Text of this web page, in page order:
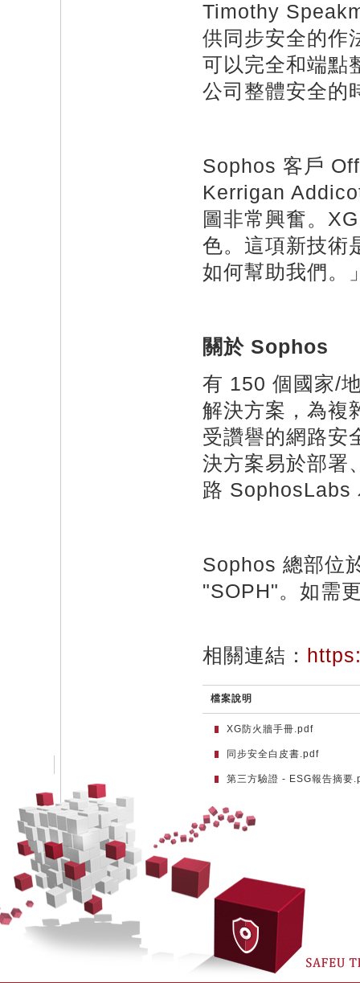
Timothy
供同步安全的作
可以完全和端點
公司整體安全的
Sophos 客戶
Kerrigan
圖非常興奮。
色。這項新技術
如何幫助我們。
關於 Sophos
有 150 個國家/
解決方案，為複
受讚譽的網路安
決方案易於部署
路 SophosLabs
Sophos 總部位
"SOPH"。如需
相關連結：
檔案說明
XG防火牆手冊.pdf
同步安全白皮書.pdf
第三方驗證 - ESG報告摘要